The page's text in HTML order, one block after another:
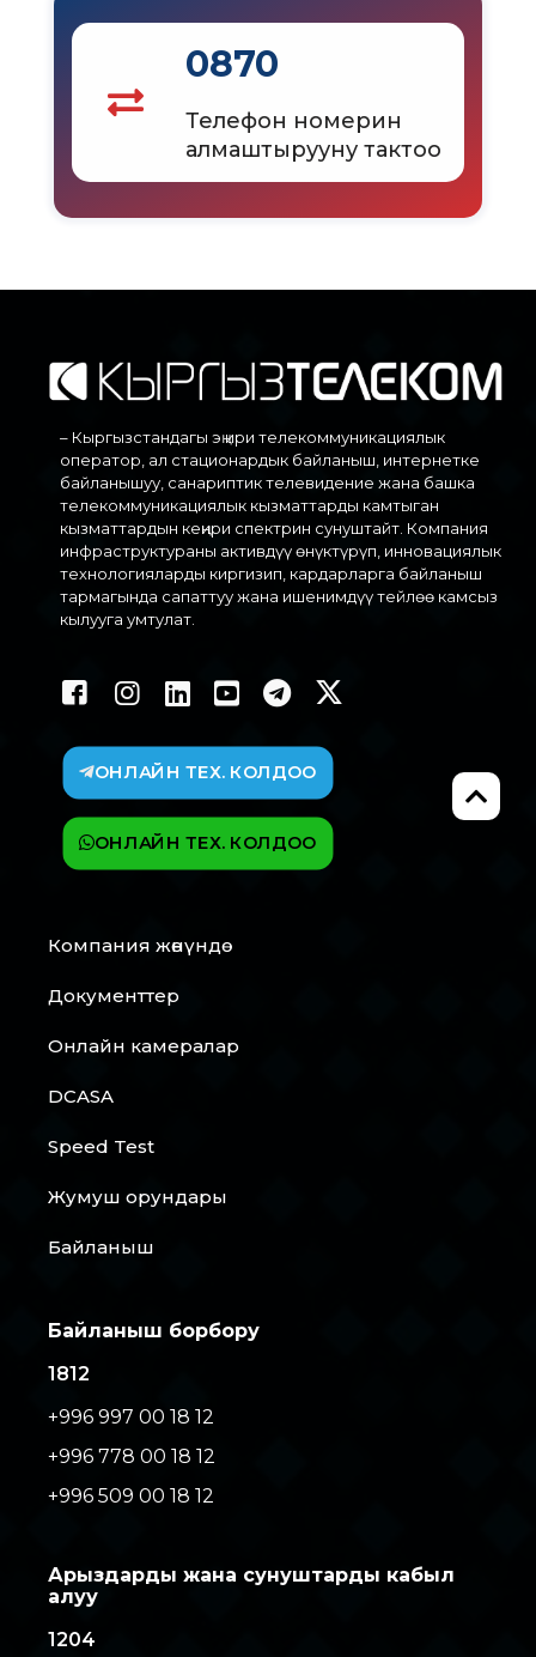
0870
Телефон номерин
алмаштырууну тактоо
– Кыргызстандагы эң ири телекоммуникациялык
оператор, ал стационардык байланыш, интернетке
байланышуу, санариптик телевидение жана башка
телекоммуникациялык кызматтарды камтыган
кызматтардын кеңири спектрин сунуштайт. Компания
инфраструктураны активдүү өнүктүрүп, инновациялык
технологияларды киргизип, кардарларга байланыш
тармагында сапаттуу жана ишенимдүү тейлөө камсыз
кылууга умтулат.
ОНЛАЙН ТЕХ. КОЛДОО
ОНЛАЙН ТЕХ. КОЛДОО
Компания жөнүндө
Документтер
Онлайн камералар
DCASA
Speed Test
Жумуш орундары
Байланыш
Байланыш борбору
1812
+996 997 00 18 12
+996 778 00 18 12
+996 509 00 18 12
Арыздарды жана сунуштарды кабыл
алуу
1204